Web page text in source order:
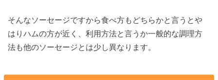
そんなソーセージですから食べ方もどちらかと言うとや
はりハムの方が近く、利用方法と言うか一般的な調理方
法も他のソーセージとは少し異なります。